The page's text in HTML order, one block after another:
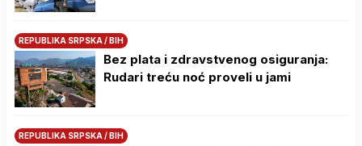
REPUBLIKA SRPSKA / BIH
Bez plata i zdravstvenog osiguranja:
Rudari treću noć proveli u jami
REPUBLIKA SRPSKA / BIH